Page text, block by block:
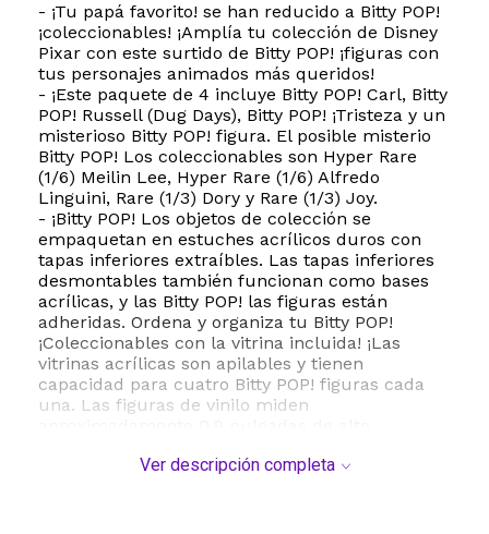
- ¡Tu papá favorito! se han reducido a Bitty POP!
¡coleccionables! ¡Amplía tu colección de Disney
Pixar con este surtido de Bitty POP! ¡figuras con
tus personajes animados más queridos!
- ¡Este paquete de 4 incluye Bitty POP! Carl, Bitty
POP! Russell (Dug Days), Bitty POP! ¡Tristeza y un
misterioso Bitty POP! figura. El posible misterio
Bitty POP! Los coleccionables son Hyper Rare
(1/6) Meilin Lee, Hyper Rare (1/6) Alfredo
Linguini, Rare (1/3) Dory y Rare (1/3) Joy.
- ¡Bitty POP! Los objetos de colección se
empaquetan en estuches acrílicos duros con
tapas inferiores extraíbles. Las tapas inferiores
desmontables también funcionan como bases
acrílicas, y las Bitty POP! las figuras están
adheridas. Ordena y organiza tu Bitty POP!
¡Coleccionables con la vitrina incluida! ¡Las
vitrinas acrílicas son apilables y tienen
capacidad para cuatro Bitty POP! figuras cada
una. Las figuras de vinilo miden
individual. La selección de artículos es aleatoria,
Ver descripción completa